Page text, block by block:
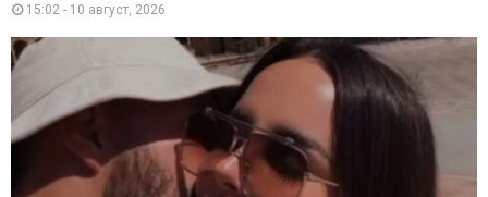
15:02 - 10 август, 2026